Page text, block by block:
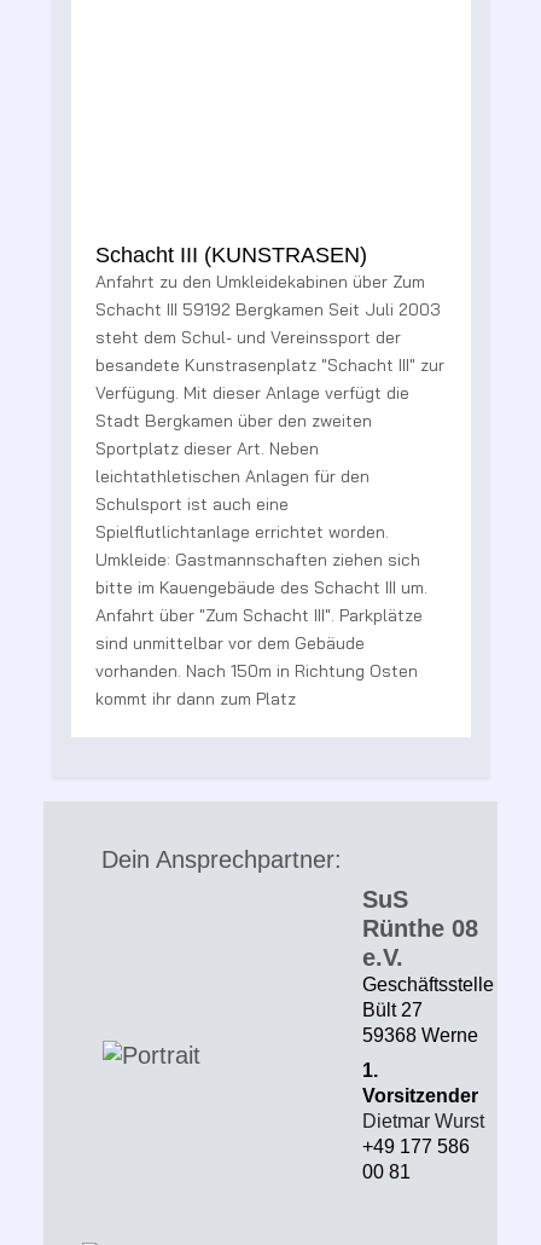
Schacht III (KUNSTRASEN)
Anfahrt zu den Umkleidekabinen über Zum
Schacht III 59192 Bergkamen Seit Juli 2003
steht dem Schul- und Vereinssport der
besandete Kunstrasenplatz "Schacht III" zur
Verfügung. Mit dieser Anlage verfügt die
Stadt Bergkamen über den zweiten
Sportplatz dieser Art. Neben
leichtathletischen Anlagen für den
Schulsport ist auch eine
Spielflutlichtanlage errichtet worden.
Umkleide: Gastmannschaften ziehen sich
bitte im Kauengebäude des Schacht III um.
Anfahrt über "Zum Schacht III". Parkplätze
sind unmittelbar vor dem Gebäude
vorhanden. Nach 150m in Richtung Osten
kommt ihr dann zum Platz
Dein Ansprechpartner:
SuS
Rünthe 08
e.V.
Geschäftsstelle
Bült 27
59368 Werne
1.
Vorsitzender
Dietmar Wurst
+49 177 586
00 81